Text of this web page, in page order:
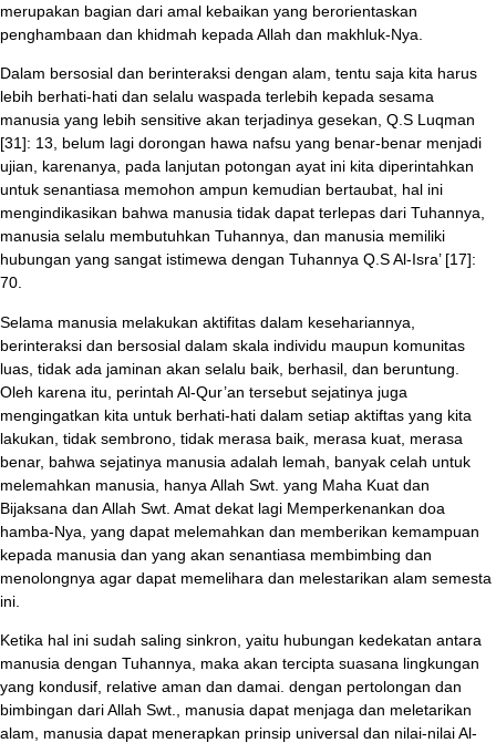
merupakan bagian dari amal kebaikan yang berorientaskan
penghambaan dan khidmah kepada Allah dan makhluk-Nya.
Dalam bersosial dan berinteraksi dengan alam, tentu saja kita harus
lebih berhati-hati dan selalu waspada terlebih kepada sesama
manusia yang lebih sensitive akan terjadinya gesekan, Q.S Luqman
[31]: 13, belum lagi dorongan hawa nafsu yang benar-benar menjadi
ujian, karenanya, pada lanjutan potongan ayat ini kita diperintahkan
untuk senantiasa memohon ampun kemudian bertaubat, hal ini
mengindikasikan bahwa manusia tidak dapat terlepas dari Tuhannya,
manusia selalu membutuhkan Tuhannya, dan manusia memiliki
hubungan yang sangat istimewa dengan Tuhannya Q.S Al-Isra’ [17]:
70.
Selama manusia melakukan aktifitas dalam kesehariannya,
berinteraksi dan bersosial dalam skala individu maupun komunitas
luas, tidak ada jaminan akan selalu baik, berhasil, dan beruntung.
Oleh karena itu, perintah Al-Qur’an tersebut sejatinya juga
mengingatkan kita untuk berhati-hati dalam setiap aktiftas yang kita
lakukan, tidak sembrono, tidak merasa baik, merasa kuat, merasa
benar, bahwa sejatinya manusia adalah lemah, banyak celah untuk
melemahkan manusia, hanya Allah Swt. yang Maha Kuat dan
Bijaksana dan Allah Swt. Amat dekat lagi Memperkenankan doa
hamba-Nya, yang dapat melemahkan dan memberikan kemampuan
kepada manusia dan yang akan senantiasa membimbing dan
menolongnya agar dapat memelihara dan melestarikan alam semesta
ini.
Ketika hal ini sudah saling sinkron, yaitu hubungan kedekatan antara
manusia dengan Tuhannya, maka akan tercipta suasana lingkungan
yang kondusif, relative aman dan damai. dengan pertolongan dan
bimbingan dari Allah Swt., manusia dapat menjaga dan meletarikan
alam, manusia dapat menerapkan prinsip universal dan nilai-nilai Al-